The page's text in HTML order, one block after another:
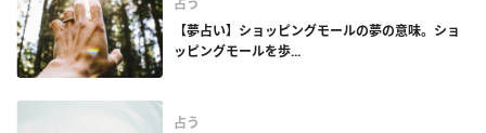
占う
【夢占い】ショッピングモールの夢の意味。ショ
ッピングモールを歩...
占う